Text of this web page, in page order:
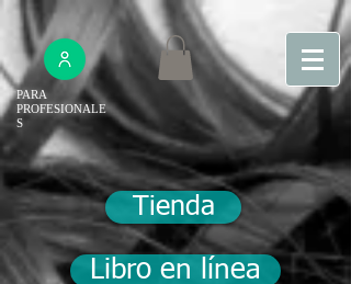
PARA
PROFESIONALE
S
Tienda
Libro en línea